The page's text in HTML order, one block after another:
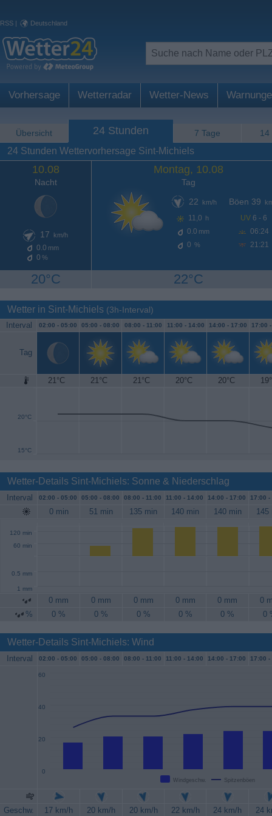
RSS | Deutschland
Vorhersage Wetterradar Wetter-News
Übersicht 24 Stunden 7 Tage 14
24 Stunden Wettervorhersage Sint-Michiels
10.08
Nacht
17 km/h
0.0 mm
0 %
20°C
Montag, 10.08
Tag
22
km/h
11,0 h
0.0 mm
0 %
Böen 39
UV 6 - 6
06:24
21:21
22°C
Wetter in Sint-Michiels (3h-Interval)
Interval 02:00 - 05:00 05:00 - 08:00 08:00 - 11:00 11:00 - 14:00 14:00 - 17:00 17:00
Tag
21°C 21°C 21°C 20°C 20°C
15°C
20°C
25°C
Wetter-Details Sint-Michiels: Sonne & Niederschlag
Interval 02:00 - 05:00 05:00 - 08:00 08:00 - 11:00 11:00 - 14:00 14:00 - 17:00 17:00 -
0 min 51 min 135 min 140 min 140 min 145
60 min
120 min
0.5 mm
1 mm
0 mm 0 mm 0 mm 0 mm 0 mm
0
%
0 % 0 % 0 % 0 % 0 % 0
Wetter-Details Sint-Michiels: Wind
Interval 02:00 - 05:00 05:00 - 08:00 08:00 - 11:00 11:00 - 14:00 14:00 - 17:00 17:00 -
Windgeschw. Spitzenböen
0
20
40
60
Geschw. 17 km/h 20 km/h 20 km/h 22 km/h 24 km/h
24